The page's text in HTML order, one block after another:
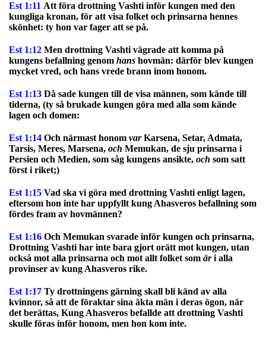
Est 1:11 Att föra drottning Vashti inför kungen med den
kungliga kronan, för att visa folket och prinsarna hennes
skönhet: ty hon var fager att se på.
Est 1:12 Men drottning Vashti vägrade att komma på
kungens befallning genom hans hovmän: därför blev kungen
mycket vred, och hans vrede brann inom honom.
Est 1:13 Då sade kungen till de visa männen, som kände till
tiderna, (ty så brukade kungen göra med alla som kände
lagen och domen:
Est 1:14 Och närmast honom varKarsena, Setar, Admata,
Tarsis, Meres, Marsena, och Memukan, de sju prinsarna i
Persien och Medien, som såg kungens ansikte, och som satt
först i riket;)
Est 1:15 Vad ska vi göra med drottning Vashti enligt lagen,
eftersom hon inte har uppfyllt kung Ahasveros befallning som
fördes fram av hovmännen?
Est 1:16 Och Memukan svarade inför kungen och prinsarna,
Drottning Vashti har inte bara gjort orätt mot kungen, utan
också mot alla prinsarna och mot allt folket som äri alla
provinser av kung Ahasveros rike.
Est 1:17 Ty drottningens gärning skall bli känd av alla
kvinnor, så att de föraktar sina äkta män i deras ögon, när
det berättas, Kung Ahasveros befallde att drottning Vashti
skulle föras inför honom, men hon kom inte.